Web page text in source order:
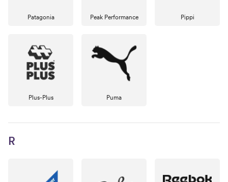
Patagonia Peak Performance Pippi
Plus-Plus Puma
R